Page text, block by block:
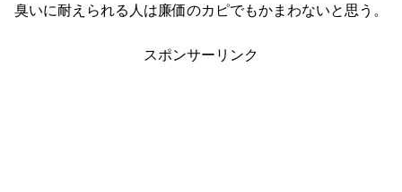
臭いに耐えられる人は廉価のカピでもかまわないと思う。
スポンサーリンク